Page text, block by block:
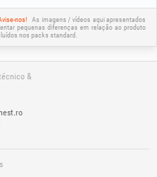
nos!
As imagens / vídeos aqui apresentados
pequenas diferenças em relação ao produto
nos packs standard.
&